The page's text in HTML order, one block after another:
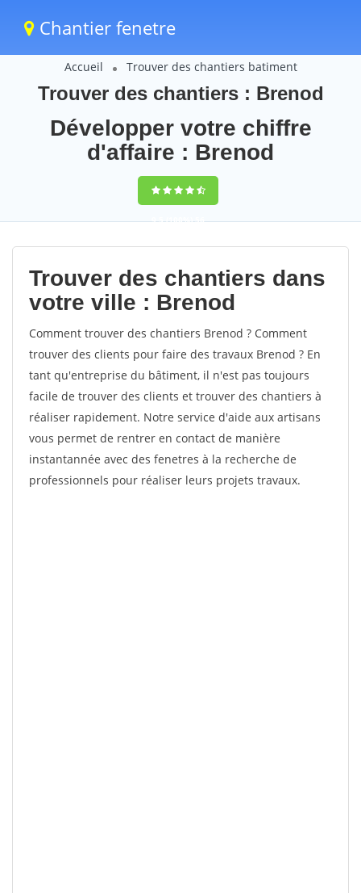
Chantier fenetre
Accueil Trouver des chantiers batiment
Trouver des chantiers : Brenod
Développer votre chiffre
d'affaire : Brenod
9,5(100%)56
votes
Trouver des chantiers dans
votre ville : Brenod
Comment trouver des chantiers Brenod ? Comment
trouver des clients pour faire des travaux Brenod ? En
tant qu'entreprise du bâtiment, il n'est pas toujours
facile de trouver des clients et trouver des chantiers à
réaliser rapidement. Notre service d'aide aux artisans
vous permet de rentrer en contact de manière
instantannée avec des fenetres à la recherche de
professionnels pour réaliser leurs projets travaux.